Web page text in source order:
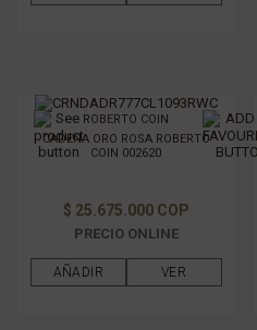
ROBERTO COIN
CADENA ORO ROSA ROBERTO
COIN 002620
$ 25.675.000 COP
PRECIO ONLINE
AÑADIR VER